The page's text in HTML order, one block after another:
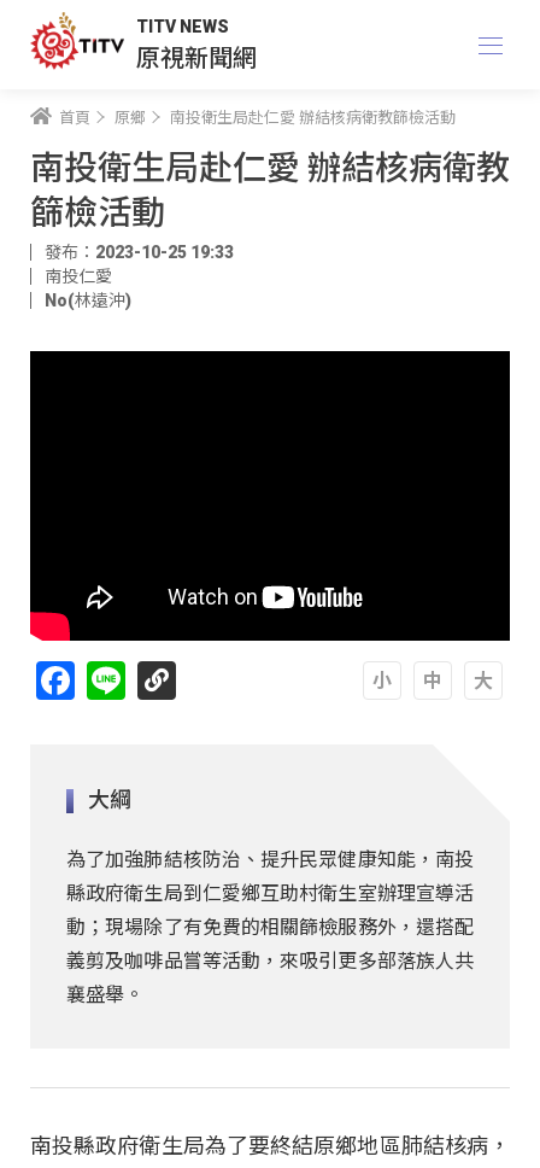
TITV NEWS
原視新聞網
首頁 原鄉 南投衛生局赴仁愛 辦結核病衛教篩檢活動
南投衛生局赴仁愛 辦結核病衛教
篩檢活動
發布：2023-10-25 19:33
南投仁愛
No(林遠沖)
Facebook
Line
大綱
為了加強肺結核防治、提升民眾健康知能，南投
縣政府衛生局到仁愛鄉互助村衛生室辦理宣導活
動；現場除了有免費的相關篩檢服務外，還搭配
義剪及咖啡品嘗等活動，來吸引更多部落族人共
襄盛舉。
南投縣政府衛生局為了要終結原鄉地區肺結核病，